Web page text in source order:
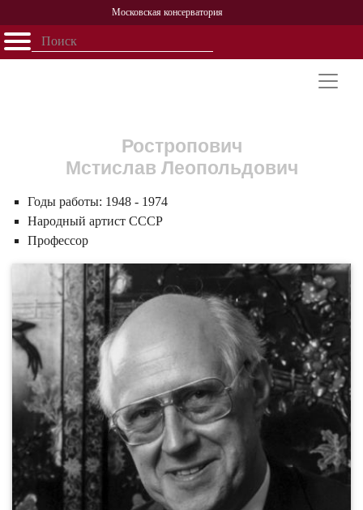
Московская консерватория
Открыть - закрыть
Персоналии
История
Ростропович
Мстислав Леопольдович
Годы работы: 1948 - 1974
Народный артист СССР
Профессор